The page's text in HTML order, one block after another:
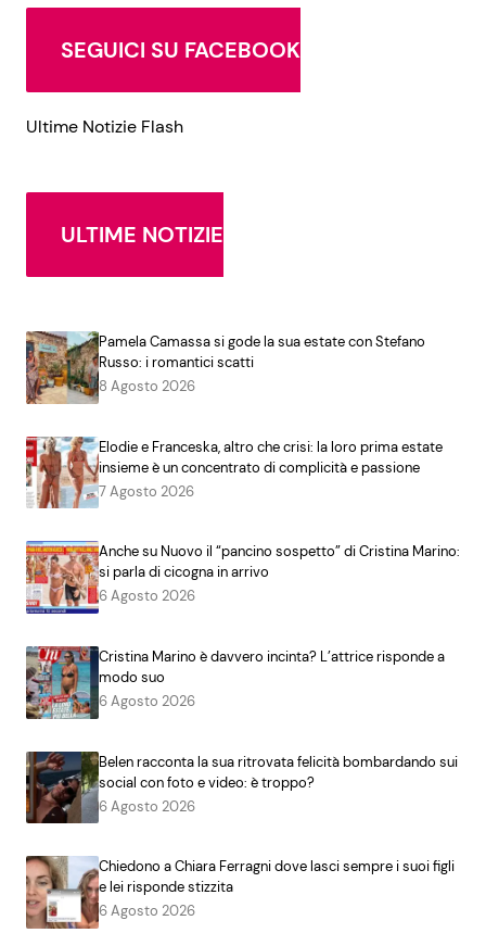
SEGUICI SU FACEBOOK
Ultime Notizie Flash
ULTIME NOTIZIE
Pamela Camassa si gode la sua estate con Stefano
Russo: i romantici scatti
8 Agosto 2026
Elodie e Franceska, altro che crisi: la loro prima estate
insieme è un concentrato di complicità e passione
7 Agosto 2026
Anche su Nuovo il “pancino sospetto” di Cristina Marino:
si parla di cicogna in arrivo
6 Agosto 2026
Cristina Marino è davvero incinta? L’attrice risponde a
modo suo
6 Agosto 2026
Belen racconta la sua ritrovata felicità bombardando sui
social con foto e video: è troppo?
6 Agosto 2026
Chiedono a Chiara Ferragni dove lasci sempre i suoi figli
e lei risponde stizzita
6 Agosto 2026